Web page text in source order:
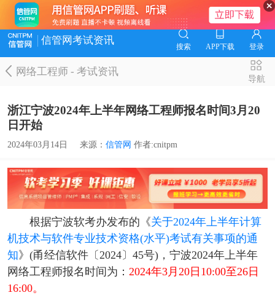
信管网考试资讯
搜索 APP下载 登录
网络工程师-考试资讯
导航
浙江宁波2024年上半年网络工程师报名时间3月20
日开始
2024年03月14日 来源： 信管网 作者:cnitpm
根据宁波软考办发布的《关于2024年上半年计算
机技术与软件专业技术资格(水平)考试有关事项的通
知》(甬经信软件〔2024〕45号)，宁波2024年上半年
网络工程师报名时间为： 2024年3月20日10:00至26日
16:00。